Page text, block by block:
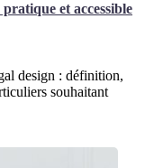
et accessible
design : définition,
souhaitant